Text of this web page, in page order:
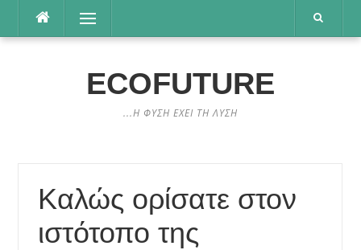
Μετάβαση
περιεχόμενο
Μενού
ECOFUTURE
...Η ΦΥΣΗ ΕΧΕΙ ΤΗ ΛΥΣΗ
Καλώς ορίσατε στον
ιστότοπο της